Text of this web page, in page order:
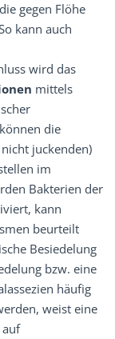
gegen Flöhe
kann auch
wird das
mittels
die
juckenden)
im
Bakterien der
kann
beurteilt
Besiedelung
bzw. eine
häufig
weist eine
auf